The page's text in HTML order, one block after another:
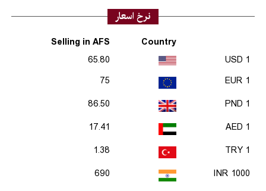
نرخ اسعار
Country
Selling in AFS
1 USD
65.80
1 EUR
75
1 PND
86.50
1 AED
17.41
1 TRY
1.38
1000 INR
690